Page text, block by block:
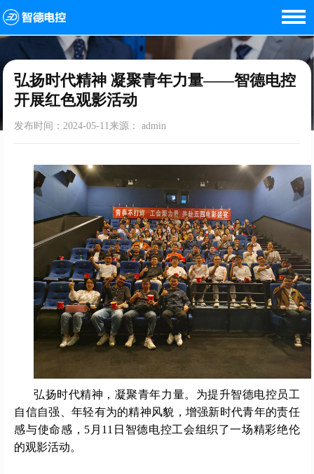
弘扬时代精神 凝聚青年力量——智德电控开展红色观影活动
弘扬时代精神 凝聚青年力量——智德电控
开展红色观影活动
发布时间：2024-05-11来源： admin
弘扬时代精神，凝聚青年力量。为提升智德电控员工
自信自强、年轻有为的精神风貌，增强新时代青年的责任
感与使命感，5月11日智德电控工会组织了一场精彩绝伦
的观影活动。